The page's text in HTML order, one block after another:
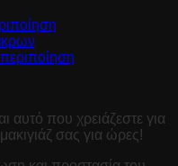
αυτό που χρειάζεστε για
σας για ώρες!